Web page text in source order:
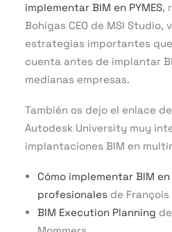
implementar BIM en PYMES,
Bohigas CEO de MSI Studio,
estrategias importantes
cuenta antes de implantar
medianas empresas.
También os dejo el enlace
Autodesk University muy
implantaciones BIM en
Cómo implementar BIM
profesionales de François
BIM Execution Planning